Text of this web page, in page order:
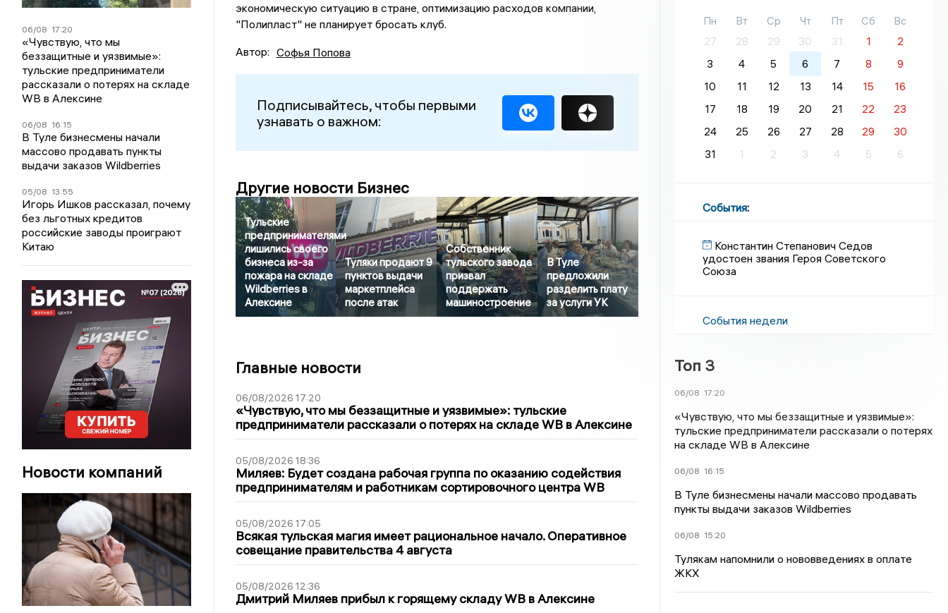
06/08 17:20
«Чувствую, что мы
беззащитные и уязвимые»:
тульские предприниматели
рассказали о потерях на складе
WB в Алексине
06/08 16:15
В Туле бизнесмены начали
массово продавать пункты
выдачи заказов Wildberries
05/08 13:55
Игорь Ишков рассказал, почему
без льготных кредитов
российские заводы проиграют
Китаю
Новости компаний
экономическую ситуацию в стране, оптимизацию расходов компании,
"Полипласт" не планирует бросать клуб.
Автор: Софья Попова
Подписывайтесь, чтобы первыми
узнавать о важном:
Другие новости Бизнес
Тульские
предпринимателями
лишились своего
бизнеса из-за
пожара на складе
Wildberries в
Алексине
Туляки продают 9
пунктов выдачи
маркетплейса
после атак
Собственник
тульского завода
призвал
поддержать
машиностроение
В Туле
предложили
разделить плату
за услуги УК
Главные новости
06/08/2026 17:20
«Чувствую, что мы беззащитные и уязвимые»: тульские
предприниматели рассказали о потерях на складе WB в Алексине
05/08/2026 18:36
Миляев: Будет создана рабочая группа по оказанию содействия
предпринимателям и работникам сортировочного центра WB
05/08/2026 17:05
Всякая тульская магия имеет рациональное начало. Оперативное
совещание правительства 4 августа
05/08/2026 12:36
Дмитрий Миляев прибыл к горящему складу WB в Алексине
Пн Вт Ср Чт Пт Сб
Вс
27
28 29 30 31 1
2
3
4 5 6 7 8
9
10
11 12 13 14 15
16
17
18 19 20 21 22
23
24
25 26 27 28 29
30
31
1 2 3 4 5 6
События:
Константин Степанович Седов
удостоен звания Героя Советского
Союза
События недели
Топ 3
06/08 17:20
«Чувствую, что мы беззащитные и уязвимые»:
тульские предприниматели рассказали о потерях
на складе WB в Алексине
06/08 16:15
В Туле бизнесмены начали массово продавать
пункты выдачи заказов Wildberries
06/08 15:20
Тулякам напомнили о нововведениях в оплате
ЖКХ